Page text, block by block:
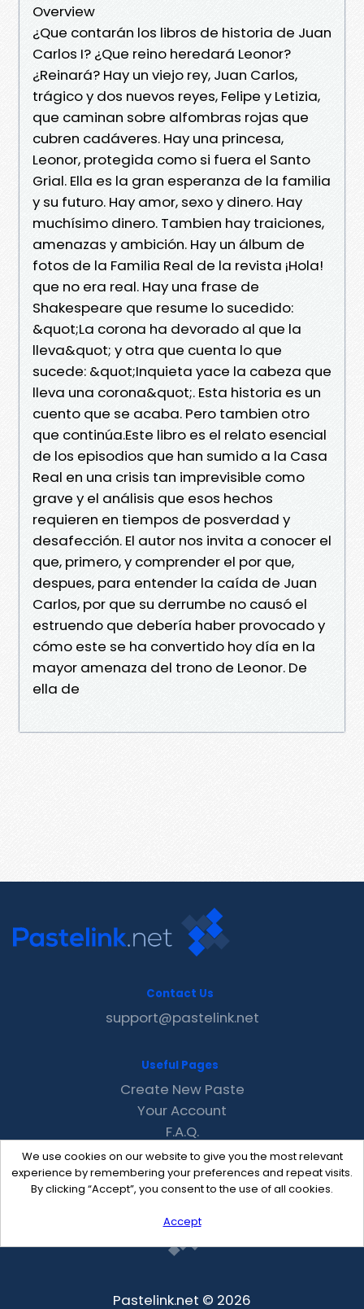
Overview
¿Que contarán los libros de historia de Juan
Carlos I? ¿Que reino heredará Leonor?
¿Reinará? Hay un viejo rey, Juan Carlos,
trágico y dos nuevos reyes, Felipe y Letizia,
que caminan sobre alfombras rojas que
cubren cadáveres. Hay una princesa,
Leonor, protegida como si fuera el Santo
Grial. Ella es la gran esperanza de la familia
y su futuro. Hay amor, sexo y dinero. Hay
muchísimo dinero. Tambien hay traiciones,
amenazas y ambición. Hay un álbum de
fotos de la Familia Real de la revista ¡Hola!
que no era real. Hay una frase de
Shakespeare que resume lo sucedido:
&quot;La corona ha devorado al que la
lleva&quot; y otra que cuenta lo que
sucede: &quot;Inquieta yace la cabeza que
lleva una corona&quot;. Esta historia es un
cuento que se acaba. Pero tambien otro
que continúa.Este libro es el relato esencial
de los episodios que han sumido a la Casa
Real en una crisis tan imprevisible como
grave y el análisis que esos hechos
requieren en tiempos de posverdad y
desafección. El autor nos invita a conocer el
que, primero, y comprender el por que,
despues, para entender la caída de Juan
Carlos, por que su derrumbe no causó el
estruendo que debería haber provocado y
cómo este se ha convertido hoy día en la
mayor amenaza del trono de Leonor. De
ella de
We use cookies on our website to give you the most relevant
experience by remembering your preferences and repeat visits.
By clicking “Accept”, you consent to the use of all cookies.
Accept
Contact Us
support@pastelink.net
Useful Pages
Create New Paste
Your Account
F.A.Q.
Recent
Contact
Pastelink.net © 2026